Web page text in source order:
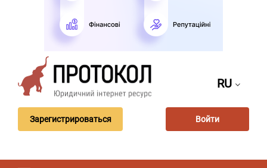
RU
Зарегистрироваться Войти